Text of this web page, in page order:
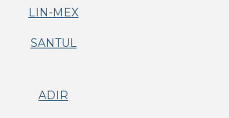
LIN-MEX
SANTUL
ADIR